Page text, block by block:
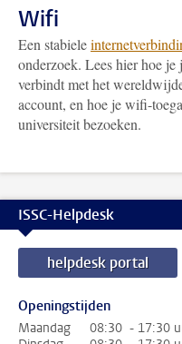
Wifi
Een stabiele
onderzoek. Lees hier hoe
verbindt met het
account, en hoe je wifi-
universiteit bezoeken.
ISSC-Helpdesk
helpdesk portal
Openingstijden
Maandag
08:30 - 17:30